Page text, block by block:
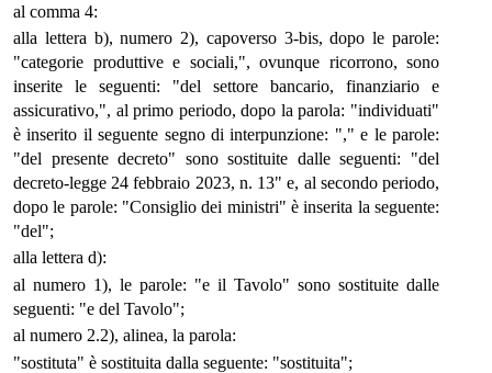
al comma 4:
alla lettera b), numero 2), capoverso 3-bis, dopo le parole:
"categorie produttive e sociali,", ovunque ricorrono, sono
inserite le seguenti: "del settore bancario, finanziario e
assicurativo,", al primo periodo, dopo la parola: "individuati"
è inserito il seguente segno di interpunzione: "," e le parole:
"del presente decreto" sono sostituite dalle seguenti: "del
decreto-legge 24 febbraio 2023, n. 13" e, al secondo periodo,
dopo le parole: "Consiglio dei ministri" è inserita la seguente:
"del";
alla lettera d):
al numero 1), le parole: "e il Tavolo" sono sostituite dalle
seguenti: "e del Tavolo";
al numero 2.2), alinea, la parola:
"sostituta" è sostituita dalla seguente: "sostituita";